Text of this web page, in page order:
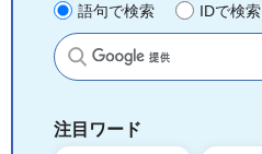
語句で検索 IDで検索
サイト内検索
注目ワード